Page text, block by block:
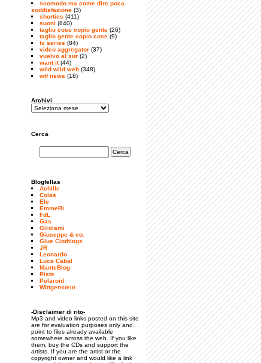
scomodo ma come dire poca
soddisfazione (3)
shorties (411)
suoni (840)
taglio cose copio gente (26)
taglio gente copio cose (9)
tv series (84)
video aggregator (37)
vuelvo al sur (2)
want it(44)
wild wild web (348)
wtf news (18)
Archivi
Cerca
Blogfellas
Achille
Colas
Ele
EmmeBi
FdL
Gas
Girolami
Giuseppe & co.
Glue Clothings
JR
Leonardo
Luca Cabal
ManteBlog
Piste
Polaroid
Wittgenstein
-Disclaimer di rito-
Mp3 and video links posted on this site
are for evaluation purposes only and
point to files already available
somewhere across the web. If you like
them, buy the CDs and support the
artists. If you are the artist or the
copyright owner and would like a link